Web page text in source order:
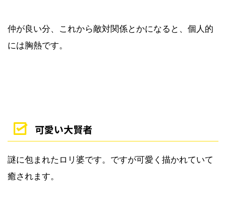
仲が良い分、これから敵対関係とかになると、個人的
には胸熱です。
可愛い大賢者
謎に包まれたロリ婆です。ですが可愛く描かれていて
癒されます。